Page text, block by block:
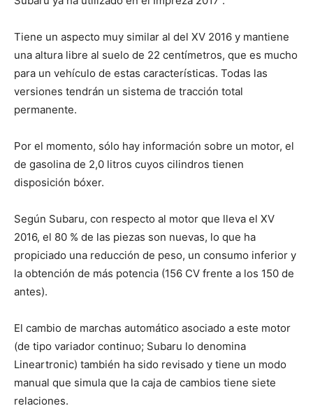
Tiene un aspecto muy similar al del XV 2016 y mantiene
una altura libre al suelo de 22 centímetros, que es mucho
para un vehículo de estas características. Todas las
versiones tendrán un sistema de tracción total
permanente.
Por el momento, sólo hay información sobre un motor, el
de gasolina de 2,0 litros cuyos cilindros tienen
disposición bóxer.
Según Subaru, con respecto al motor que lleva el XV
2016, el 80 % de las piezas son nuevas, lo que ha
propiciado una reducción de peso, un consumo inferior y
la obtención de más potencia (156 CV frente a los 150 de
antes).
El cambio de marchas automático asociado a este motor
(de tipo variador continuo; Subaru lo denomina
Lineartronic) también ha sido revisado y tiene un modo
manual que simula que la caja de cambios tiene siete
relaciones.